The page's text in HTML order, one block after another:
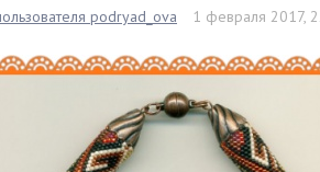
podryad_ova 1 февраля 2017,